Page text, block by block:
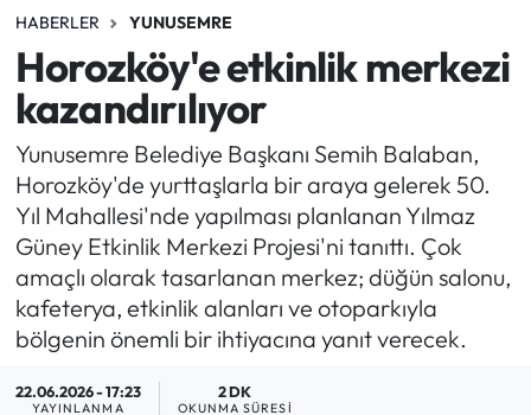
HABERLER YUNUSEMRE
Horozköy'e etkinlik merkezi
kazandırılıyor
Yunusemre Belediye Başkanı Semih Balaban,
Horozköy'de yurttaşlarla bir araya gelerek 50.
Yıl Mahallesi'nde yapılması planlanan Yılmaz
Güney Etkinlik Merkezi Projesi'ni tanıttı. Çok
amaçlı olarak tasarlanan merkez; düğün salonu,
kafeterya, etkinlik alanları ve otoparkıyla
bölgenin önemli bir ihtiyacına yanıt verecek.
22.06.2026 - 17:23
YAYINLANMA
2 DK
OKUNMA SÜRESI
Son Dakika Haberleri
Haber Arşivi